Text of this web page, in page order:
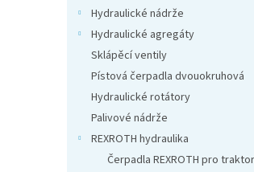
Hydraulické nádrže
Hydraulické agregáty
Sklápěcí ventily
Pístová čerpadla dvouokruhová
Hydraulické rotátory
Palivové nádrže
REXROTH hydraulika
Čerpadla REXROTH pro